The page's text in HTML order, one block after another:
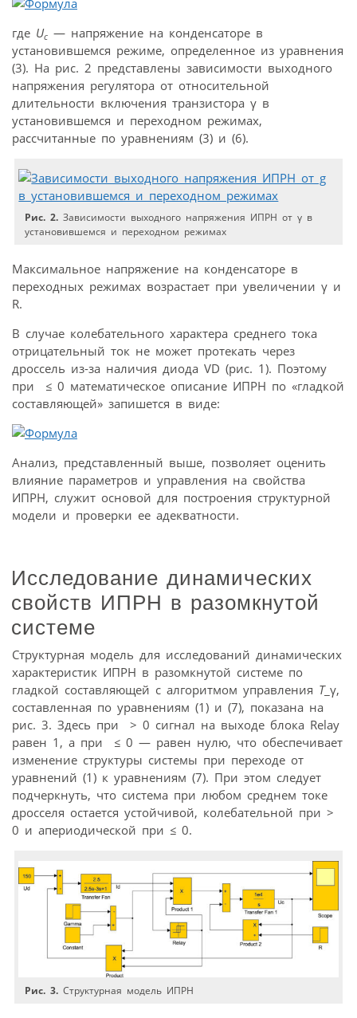
где Uc — напряжение на конденсаторе в
установившемся режиме, определенное из уравнения
(3). На рис. 2 представлены зависимости выходного
напряжения регулятора от относительной
длительности включения транзистора γ в
установившемся и переходном режимах,
рассчитанные по уравнениям (3) и (6).
Рис. 2. Зависимости выходного напряжения ИПРН от γ в
установившемся и переходном режимах
Максимальное напряжение на конденсаторе в
переходных режимах возрастает при увеличении γ и
R.
В случае колебательного характера среднего тока
отрицательный ток не может протекать через
дроссель из-за наличия диода VD (рис. 1). Поэтому
при
≤ 0 математическое описание ИПРН по «гладкой
составляющей» запишется в виде:
Анализ, представленный выше, позволяет оценить
влияние параметров и управления на свойства
ИПРН, служит основой для построения структурной
модели и проверки ее адекватности.
Исследование динамических
свойств ИПРН в разомкнутой
системе
Структурная модель для исследований динамических
характеристик ИПРН в разомкнутой системе по
гладкой составляющей с алгоритмом управления T_γ,
составленная по уравнениям (1) и (7), показана на
рис. 3. Здесь при
> 0 cигнал на выходе блока Relay
равен 1, а при
≤ 0 — равен нулю, что обеспечивает
изменение структуры системы при переходе от
уравнений (1) к уравнениям (7). При этом следует
подчеркнуть, что система при любом среднем токе
дросселя остается устойчивой, колебательной при >
0 и апериодической при ≤ 0.
Рис. 3. Структурная модель ИПРН